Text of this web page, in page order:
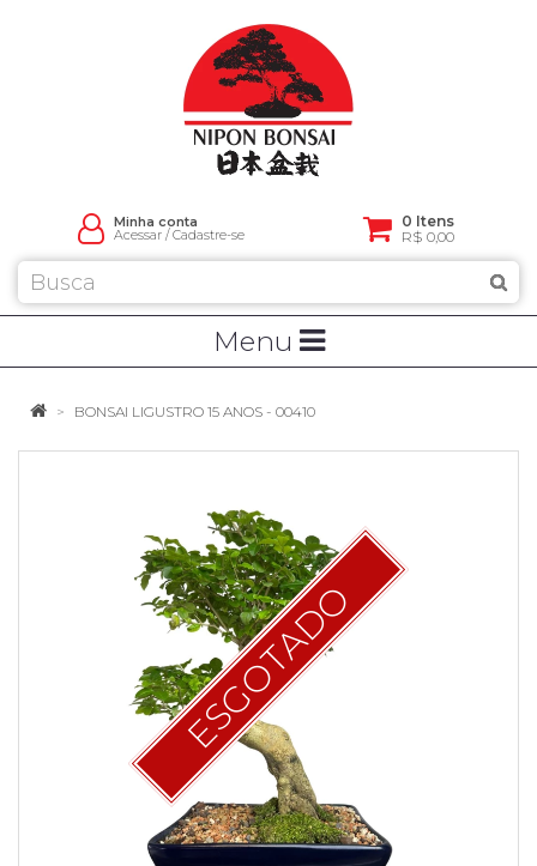
Minha conta
Acessar/Cadastre-se
0 Itens
R$ 0,00
Menu
BONSAI LIGUSTRO 15 ANOS - 00410
ESGOTADO